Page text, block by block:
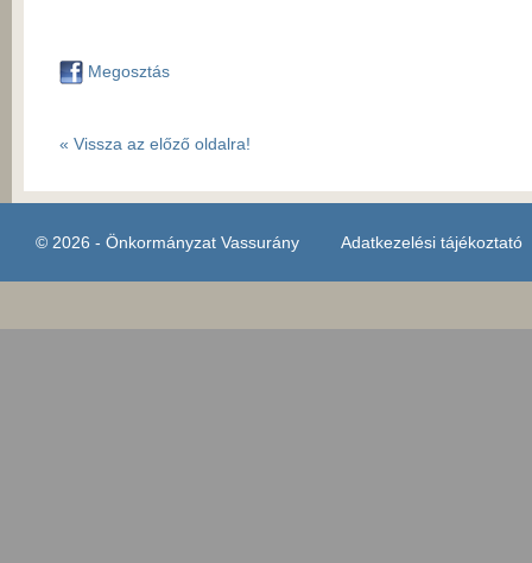
Megosztás
« Vissza az előző oldalra!
© 2026 - Önkormányzat Vassurány Adatkezelési tájékoztató